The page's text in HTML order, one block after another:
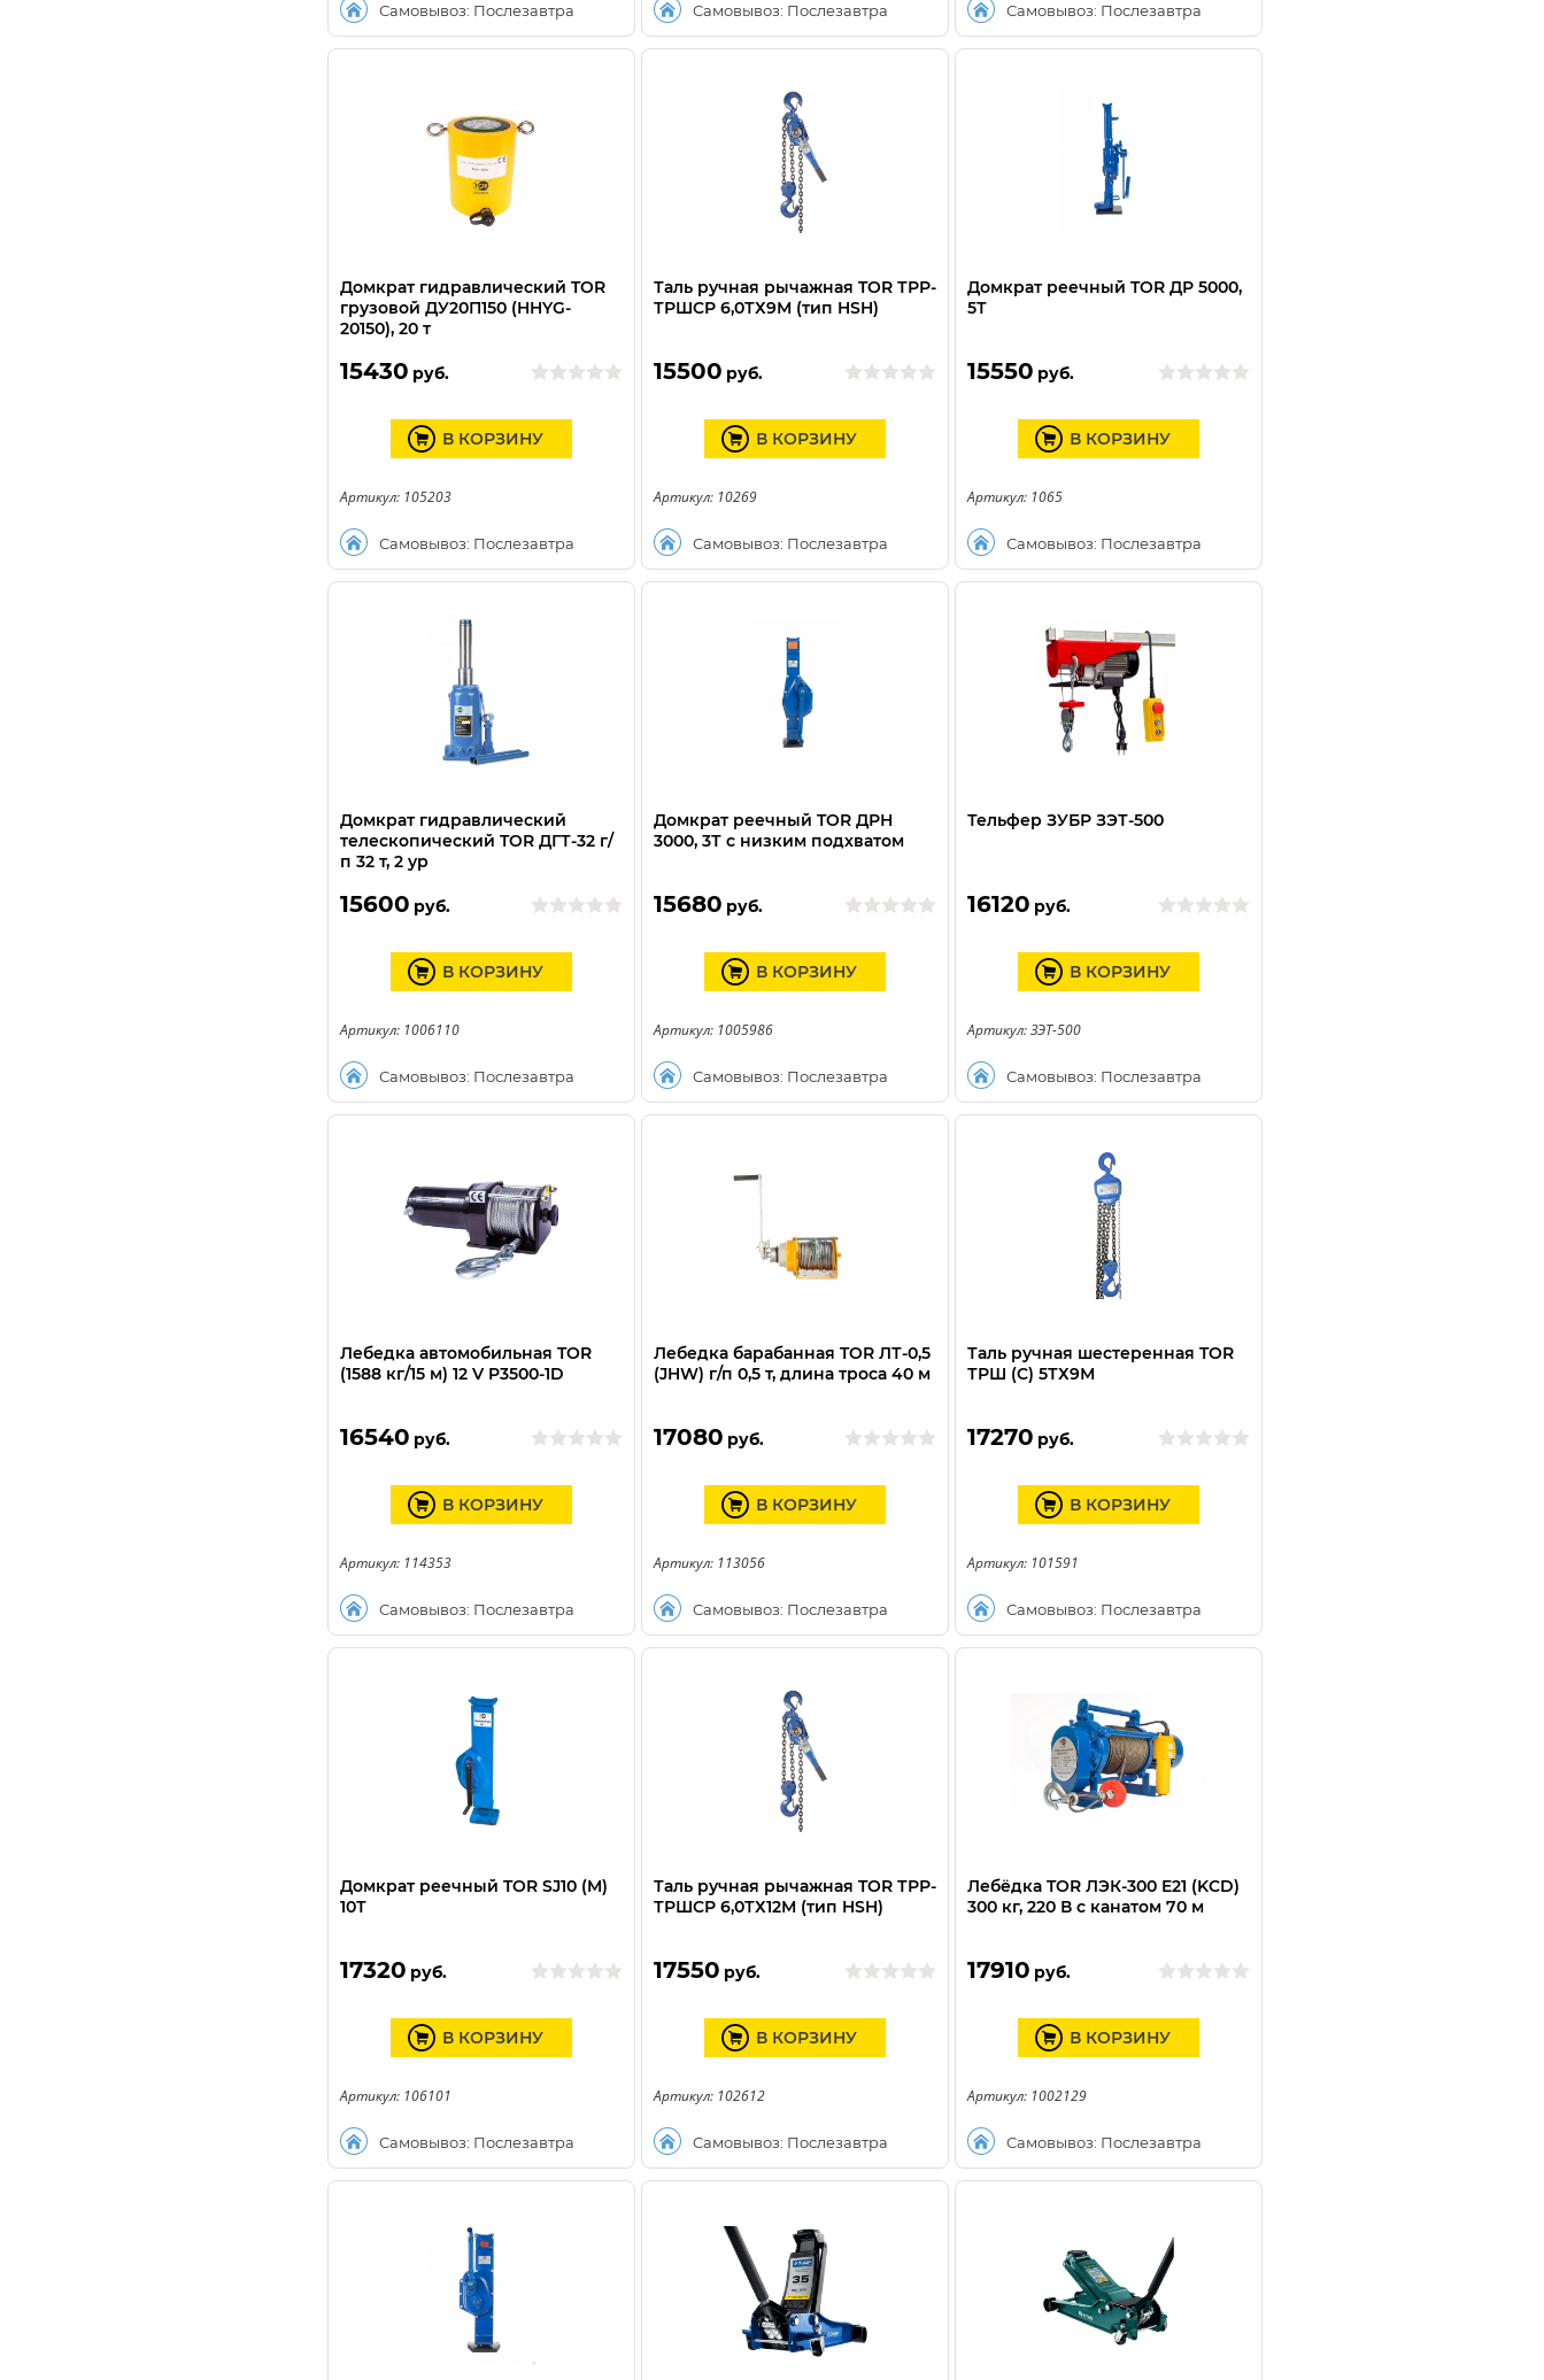
Самовывоз: Послезавтра Самовывоз: Послезавтра Самовывоз: Послезавтра
Домкрат гидравлический TOR
грузовой ДУ20П150 (HHYG-
20150), 20 т
15430 руб.
Самовывоз: Послезавтра
В КОРЗИНУ
Артикул: 105203
Таль ручная рычажная TOR ТРР-
ТРШСР 6,0ТХ9М (тип HSH)
15500 руб.
Самовывоз: Послезавтра
В КОРЗИНУ
Артикул: 10269
Домкрат реечный TOR ДР 5000,
5Т
15550 руб.
Самовывоз: Послезавтра
В КОРЗИНУ
Артикул: 1065
Домкрат гидравлический
телескопический TOR ДГТ-32 г/
п 32 т, 2 ур
15600 руб.
Самовывоз: Послезавтра
В КОРЗИНУ
Артикул: 1006110
Домкрат реечный TOR ДРН
3000, 3Т с низким подхватом
15680 руб.
Самовывоз: Послезавтра
В КОРЗИНУ
Артикул: 1005986
Тельфер ЗУБР ЗЭТ-500
16120 руб.
Самовывоз: Послезавтра
В КОРЗИНУ
Артикул: ЗЭТ-500
Лебедка автомобильная TOR
(1588 кг/15 м) 12 V P3500-1D
16540 руб.
Самовывоз: Послезавтра
В КОРЗИНУ
Артикул: 114353
Лебедка барабанная TOR ЛТ-0,5
(JHW) г/п 0,5 т, длина троса 40 м
17080 руб.
Самовывоз: Послезавтра
В КОРЗИНУ
Артикул: 113056
Таль ручная шестеренная TOR
ТРШ (C) 5ТХ9М
17270 руб.
Самовывоз: Послезавтра
В КОРЗИНУ
Артикул: 101591
Домкрат реечный TOR SJ10 (M)
10Т
17320 руб.
Самовывоз: Послезавтра
В КОРЗИНУ
Артикул: 106101
Таль ручная рычажная TOR ТРР-
ТРШСР 6,0ТХ12М (тип HSH)
17550 руб.
Самовывоз: Послезавтра
В КОРЗИНУ
Артикул: 102612
Лебёдка TOR ЛЭК-300 E21 (KCD)
300 кг, 220 В с канатом 70 м
17910 руб.
Самовывоз: Послезавтра
В КОРЗИНУ
Артикул: 1002129